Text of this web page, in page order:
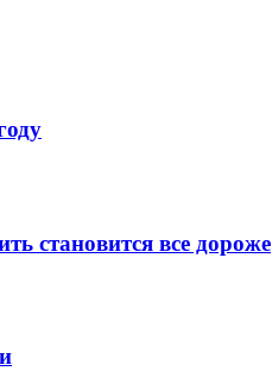
становится все дороже